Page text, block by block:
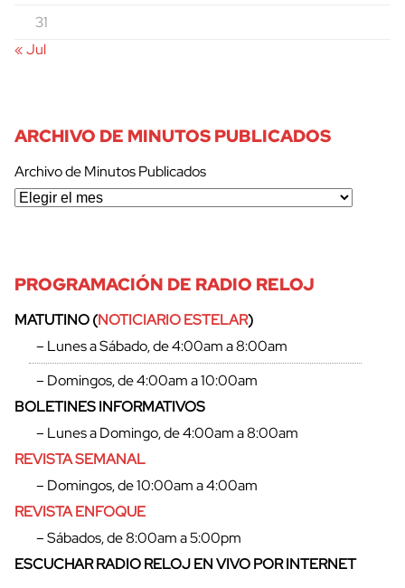
31
« Jul
ARCHIVO DE MINUTOS PUBLICADOS
Archivo de Minutos Publicados
PROGRAMACIÓN DE RADIO RELOJ
MATUTINO (NOTICIARIO ESTELAR)
– Lunes a Sábado, de 4:00am a 8:00am
– Domingos, de 4:00am a 10:00am
BOLETINES INFORMATIVOS
– Lunes a Domingo, de 4:00am a 8:00am
REVISTA SEMANAL
– Domingos, de 10:00am a 4:00am
REVISTA ENFOQUE
– Sábados, de 8:00am a 5:00pm
ESCUCHAR RADIO RELOJ EN VIVO POR INTERNET